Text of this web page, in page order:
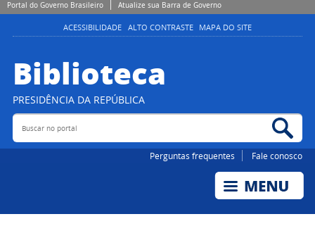
Portal do Governo Brasileiro Atualize sua Barra de Governo
ACESSIBILIDADE ALTO CONTRASTE MAPA DO SITE
Biblioteca
PRESIDÊNCIA DA REPÚBLICA
Buscar no portal
Perguntas frequentes Fale conosco